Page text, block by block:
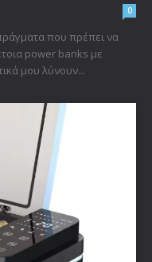
0
που πρέπει να
power banks με
μου λύνουν...